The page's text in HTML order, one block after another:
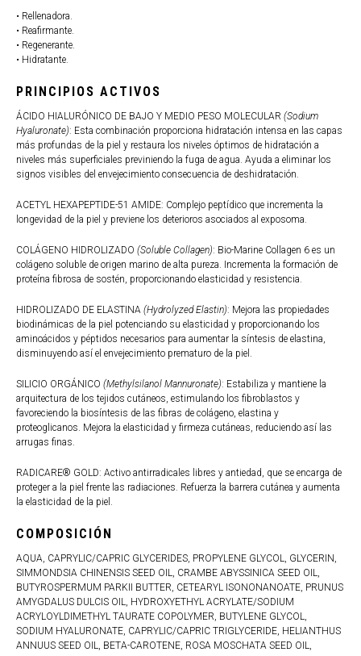
• Rellenadora.
• Reafirmante.
• Regenerante.
• Hidratante.
PRINCIPIOS ACTIVOS
ÁCIDO HIALURÓNICO DE BAJO Y MEDIO PESO MOLECULAR (Sodium
Hyaluronate): Esta combinación proporciona hidratación intensa en las capas
más profundas de la piel y restaura los niveles óptimos de hidratación a
niveles más superficiales previniendo la fuga de agua. Ayuda a eliminar los
signos visibles del envejecimiento consecuencia de deshidratación.
ACETYL HEXAPEPTIDE-51 AMIDE: Complejo peptídico que incrementa la
longevidad de la piel y previene los deterioros asociados al exposoma.
COLÁGENO HIDROLIZADO (Soluble Collagen): Bio-Marine Collagen 6 es un
colágeno soluble de origen marino de alta pureza. Incrementa la formación de
proteína fibrosa de sostén, proporcionando elasticidad y resistencia.
HIDROLIZADO DE ELASTINA (Hydrolyzed Elastin): Mejora las propiedades
biodinámicas de la piel potenciando su elasticidad y proporcionando los
aminoácidos y péptidos necesarios para aumentar la síntesis de elastina,
disminuyendo así el envejecimiento prematuro de la piel.
SILICIO ORGÁNICO (Methylsilanol Mannuronate): Estabiliza y mantiene la
arquitectura de los tejidos cutáneos, estimulando los fibroblastos y
favoreciendo la biosíntesis de las fibras de colágeno, elastina y
proteoglicanos. Mejora la elasticidad y firmeza cutáneas, reduciendo así las
arrugas finas.
RADICARE® GOLD: Activo antirradicales libres y antiedad, que se encarga de
proteger a la piel frente las radiaciones. Refuerza la barrera cutánea y aumenta
la elasticidad de la piel.
COMPOSICIÓN
AQUA, CAPRYLIC/CAPRIC GLYCERIDES, PROPYLENE GLYCOL, GLYCERIN,
SIMMONDSIA CHINENSIS SEED OIL, CRAMBE ABYSSINICA SEED OIL,
BUTYROSPERMUM PARKII BUTTER, CETEARYL ISONONANOATE, PRUNUS
AMYGDALUS DULCIS OIL, HYDROXYETHYL ACRYLATE/SODIUM
ACRYLOYLDIMETHYL TAURATE COPOLYMER, BUTYLENE GLYCOL,
SODIUM HYALURONATE, CAPRYLIC/CAPRIC TRIGLYCERIDE, HELIANTHUS
ANNUUS SEED OIL, BETA-CAROTENE, ROSA MOSCHATA SEED OIL,